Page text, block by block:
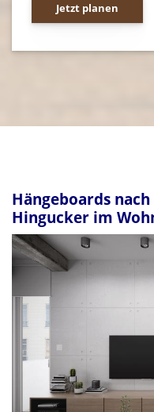
Jetzt planen
Hängeboards
Hingucker im